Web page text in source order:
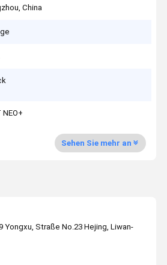
China
Sehen Sie mehr an
Yongxu, Straße No.23 Hejing, Liwan-